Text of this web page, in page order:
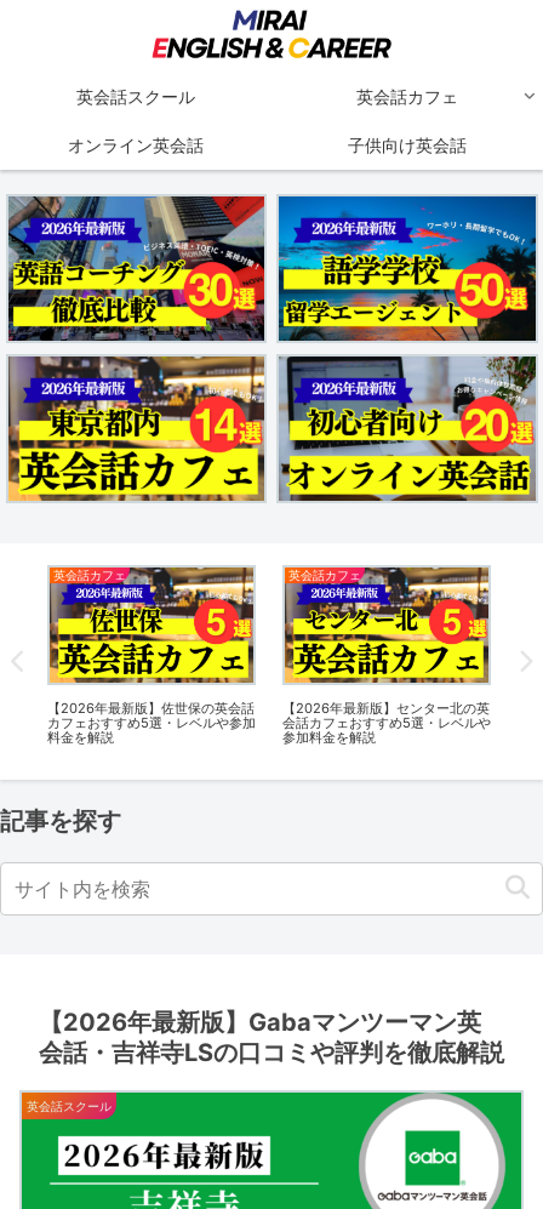
英会話スクール 英会話カフェ
オンライン英会話 子供向け英会話
英会話カフェ
日本最大級の英会話カフェ
Lancul（ランカル）天満橋店が
OPEN！
英会話カフェ
【2026年最新版】二子新地の英会
話カフェおすすめ5選・レベルや参
加料金を解説
記事を探す
【2026年最新版】Gabaマンツーマン英
会話・吉祥寺LSの口コミや評判を徹底解説
英会話スクール